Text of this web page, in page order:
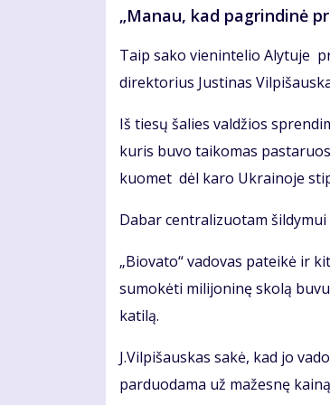
„Manau, kad pagrindinė
Taip sako vienintelio Alytuje
direktorius Justinas
Iš tiesų šalies valdžios
kuris buvo taikomas
kuomet dėl karo Ukrainoje
Dabar centralizuotam
„Biovato“ vadovas pateikė ir
sumokėti milijoninę skolą
katilą.
J.Vilpišauskas sakė, kad jo
parduodama už mažesnę